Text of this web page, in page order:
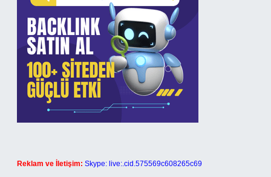
Reklam ve İletişim: Skype: live:.cid.575569c608265c69